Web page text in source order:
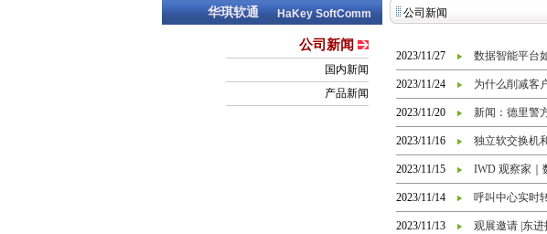
华琪软通 HaKey SoftComm
公司新闻
国内新闻
产品新闻
公司新闻
2023/11/27 数据智能平台
2023/11/24 为什么削减客
2023/11/20 新闻：德里警
2023/11/16 独立软交换机
2023/11/15 IWD 观察家｜
2023/11/14 呼叫中心实时
2023/11/13 观展邀请 |东